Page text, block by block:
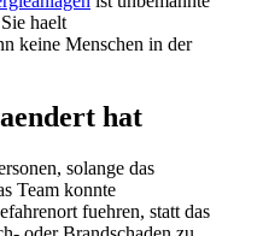
haelt
keine Menschen in der
hat
solange das
Team konnte
fuehren, statt das